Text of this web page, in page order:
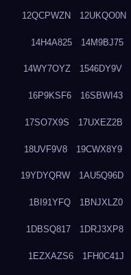
12QCPWZN 12UKQO0N
14H4A825 14M9BJ75
14WY7OYZ 1546DY9V
16P9KSF6 16SBWI43
17SO7X9S 17UXEZ2B
18UVF9V8 19CWX8Y9
19YDYQRW 1AU5Q96D
1BI91YFQ 1BNJXLZ0
1DBSQ817 1DRJ3XP8
1EZXAZS6 1FH0C41J